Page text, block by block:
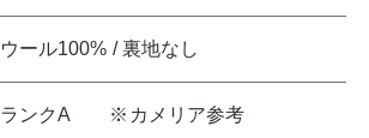
ウール100% / 裏地なし
ランクA ※カメリア参考